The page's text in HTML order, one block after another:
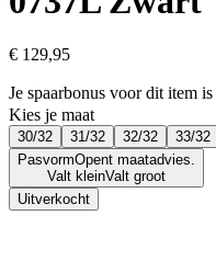
€ 129,95
Je spaarbonus voor dit item is
Kies je maat
30/32 31/32 32/32 33/32
PasvormOpent maatadvies.
Valt kleinValt groot
Uitverkocht